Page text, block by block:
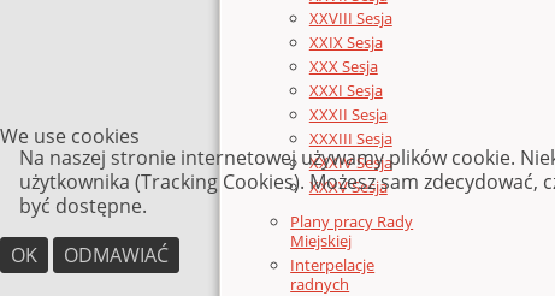
XXVIII Sesja
XXIX Sesja
XXX Sesja
XXXI Sesja
XXXII Sesja
XXXIII Sesja
XXXIV Sesja
XXXV Sesja
Plany pracy Rady
Miejskiej
Interpelacje
radnych
We use cookies
Na naszej stronie internetowej używamy plików cookie.
użytkownika (Tracking Cookies). Możesz sam
być dostępne.
OK
ODMAWIAĆ